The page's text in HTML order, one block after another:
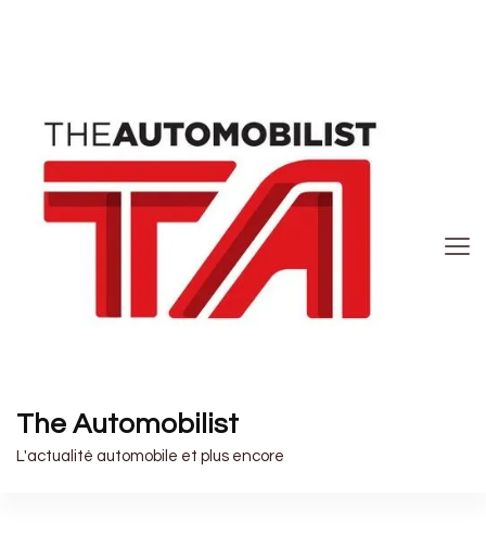
The Automobilist
L'actualité automobile et plus encore